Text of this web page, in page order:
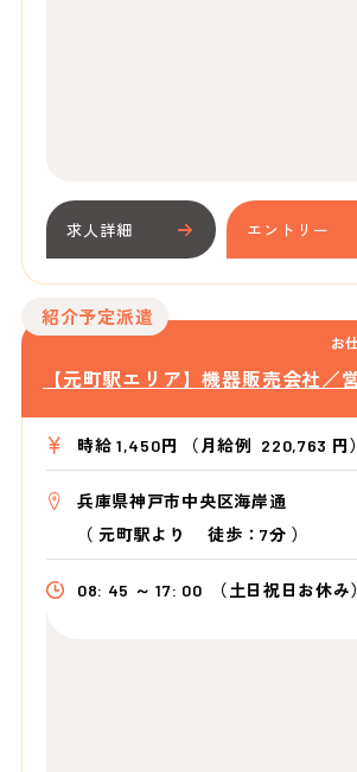
求人詳細 エントリー
お
紹介予定派遣
【元町駅エリア】機器販売会社／
時給 1,450円 （月給例 220,763 円）
兵庫県神戸市中央区海岸通
（ 元町駅より徒歩：7分 ）
08: 45 ～ 17: 00 （土日祝日お休み）